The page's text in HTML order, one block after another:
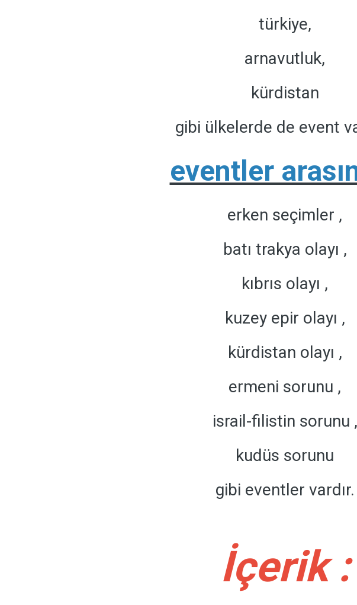
türkiye,
arnavutluk,
kürdistan
gibi ülkelerde de event
eventler
erken seçimler ,
batı trakya olayı ,
kıbrıs olayı ,
kuzey epir olayı ,
kürdistan olayı ,
ermeni sorunu ,
israil-filistin sorunu ,
kudüs sorunu
gibi eventler vardır.
İçerik :